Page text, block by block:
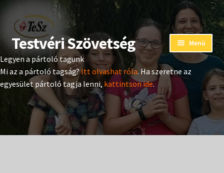
Ugrás
a
navigációhoz
Kilépés
a
tartalomba
Testvéri Szövetség Menü
Eseménynaptár
Adományozás
Pártoló tag belépés
Legyen a pártoló tagunk
Mi az a pártoló tagság?Itt olvashat róla. Ha szeretne az
egyesület pártoló tagja lenni, kattintson ide.